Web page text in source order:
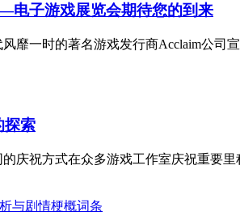
电子游戏展览会期待您的到来
靡一时的著名游戏发行商Acclaim公司
探索
庆祝方式在众多游戏工作室庆祝重要里